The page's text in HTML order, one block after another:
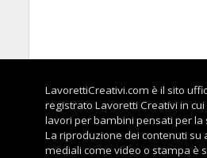
LavorettiCreativi.com è il sito
registrato Lavoretti Creativi in
lavori per bambini pensati per la
La riproduzione dei contenuti su
mediali come video o stampa è